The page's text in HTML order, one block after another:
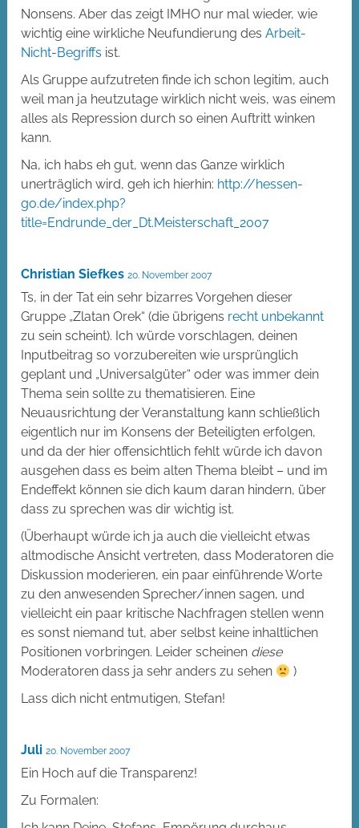
Nonsens. Aber das zeigt IMHO nur mal wieder, wie
wichtig eine wirkliche Neufundierung desArbeit-
Nicht-Begriffs ist.
Als Gruppe aufzutreten finde ich schon legitim, auch
weil man ja heutzutage wirklich nicht weis, was einem
alles als Repression durch so einen Auftritt winken
kann.
Na, ich habs eh gut, wenn das Ganze wirklich
unerträglich wird, geh ich hierhin: http://hessen-
go.de/index.php?
title=Endrunde_der_Dt.Meisterschaft_2007
Christian Siefkes 20. November 2007
Ts, in der Tat ein sehr bizarres Vorgehen dieser
Gruppe „Zlatan Orek“ (die übrigens recht unbekannt
zu sein scheint). Ich würde vorschlagen, deinen
Inputbeitrag so vorzubereiten wie ursprünglich
geplant und „Universalgüter“ oder was immer dein
Thema sein sollte zu thematisieren. Eine
Neuausrichtung der Veranstaltung kann schließlich
eigentlich nur im Konsens der Beteiligten erfolgen,
und da der hier offensichtlich fehlt würde ich davon
ausgehen dass es beim alten Thema bleibt – und im
Endeffekt können sie dich kaum daran hindern, über
dass zu sprechen was dir wichtig ist.
(Überhaupt würde ich ja auch die vielleicht etwas
altmodische Ansicht vertreten, dass Moderatoren die
Diskussion moderieren, ein paar einführende Worte
zu den anwesenden Sprecher/innen sagen, und
vielleicht ein paar kritische Nachfragen stellen wenn
es sonst niemand tut, aber selbst keine inhaltlichen
Positionen vorbringen. Leider scheinen diese
Moderatoren dass ja sehr anders zu sehen
)
Lass dich nicht entmutigen, Stefan!
Juli 20. November 2007
Ein Hoch auf die Transparenz!
Zu Formalen: